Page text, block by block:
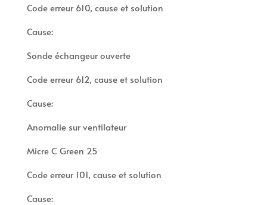
Code erreur 610, cause et solution
Cause:
Sonde échangeur ouverte
Code erreur 612, cause et solution
Cause:
Anomalie sur ventilateur
Micre C Green 25
Code erreur 101, cause et solution
Cause: